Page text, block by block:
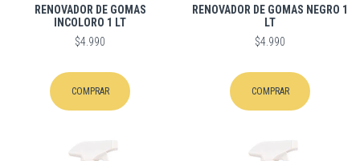
RENOVADOR DE GOMAS
INCOLORO 1 LT
$4.990
COMPRAR
RENOVADOR DE GOMAS NEGRO 1
LT
$4.990
COMPRAR